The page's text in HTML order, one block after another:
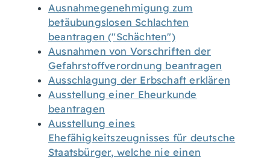
Ausnahmegenehmigung zum
betäubungslosen Schlachten
beantragen ("Schächten")
Ausnahmen von Vorschriften der
Gefahrstoffverordnung beantragen
Ausschlagung der Erbschaft erklären
Ausstellung einer Eheurkunde
beantragen
Ausstellung eines
Ehefähigkeitszeugnisses für deutsche
Staatsbürger, welche nie einen